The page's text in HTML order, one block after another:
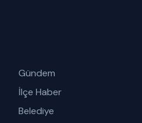
Gündem
İlçe Haber
Belediye